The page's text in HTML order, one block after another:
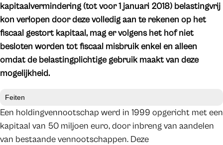
kapitaalvermindering (tot voor 1 januari 2018) belastingvrij
kon verlopen door deze volledig aan te rekenen op het
fiscaal gestort kapitaal, mag er volgens het hof niet
besloten worden tot fiscaal misbruik enkel en alleen
omdat de belastingplichtige gebruik maakt van deze
mogelijkheid.
Feiten
Een holdingvennootschap werd in 1999 opgericht met een
kapitaal van 50 miljoen euro, door inbreng van aandelen
van bestaande vennootschappen. Deze